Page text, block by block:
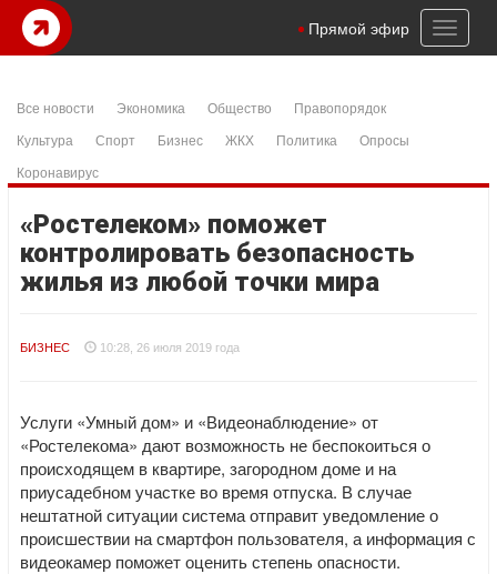
Toggle
Прямой эфир
Все новости Экономика Общество
Правопорядок
Культура
Спорт Бизнес ЖКХ Политика
Опросы
Коронавирус
«Ростелеком» поможет
контролировать безопасность
жилья из любой точки мира
БИЗНЕС 10:28, 26 июля 2019 года
Услуги «Умный дом» и «Видеонаблюдение» от
«Ростелекома» дают возможность не беспокоиться о
происходящем в квартире, загородном доме и на
приусадебном участке во время отпуска. В случае
нештатной ситуации система отправит уведомление о
происшествии на смартфон пользователя, а информация с
видеокамер поможет оценить степень опасности.